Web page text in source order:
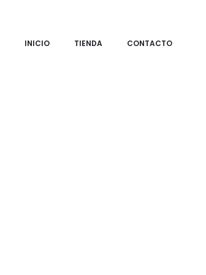
INICIO TIENDA CONTACTO